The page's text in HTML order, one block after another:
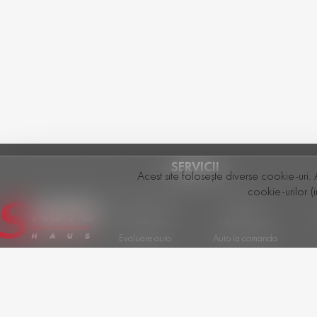
Acest site folosește diverse cookie-
cookie-urilor
SERVICII
Evaluare auto
Auto la comanda